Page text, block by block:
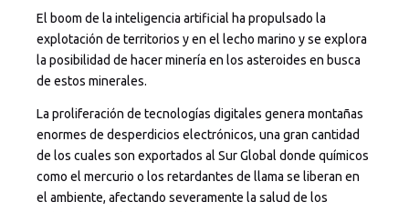
El boom de la inteligencia artificial ha propulsado la
explotación de territorios y en el lecho marino y se explora
la posibilidad de hacer minería en los asteroides en busca
de estos minerales.
La proliferación de tecnologías digitales genera montañas
enormes de desperdicios electrónicos, una gran cantidad
de los cuales son exportados al Sur Global donde químicos
como el mercurio o los retardantes de llama se liberan en
el ambiente, afectando severamente la salud de los